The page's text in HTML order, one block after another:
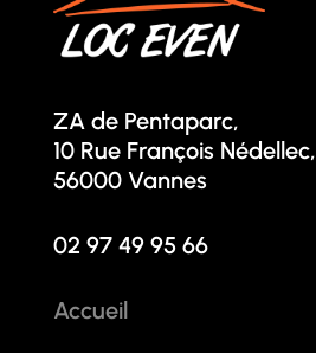
ZA de Pentaparc,
10 Rue François Nédellec,
56000 Vannes
02 97 49 95 66
Accueil